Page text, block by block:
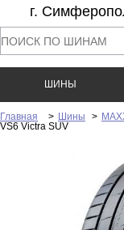
г.
ШИНЫ
Главная > Шины >
VS6 Victra SUV